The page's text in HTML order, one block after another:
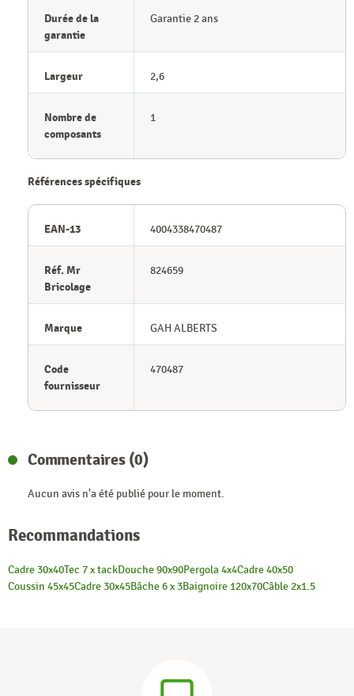
Durée de la
garantie
Garantie 2 ans
Largeur 2,6
Nombre de
composants
1
Références spécifiques
EAN-13 4004338470487
Réf. Mr
Bricolage
824659
Marque GAH ALBERTS
Code
fournisseur
470487
Commentaires (0)
Aucun avis n'a été publié pour le moment.
Recommandations
Cadre 30x40Tec 7 x tackDouche 90x90Pergola 4x4Cadre 40x50
Coussin 45x45Cadre 30x45Bâche 6 x 3Baignoire 120x70Câble 2x1.5